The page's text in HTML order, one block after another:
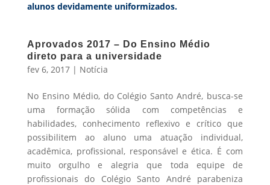
alunos devidamente uniformizados.
Aprovados 2017 – Do Ensino Médio
direto para a universidade
fev 6, 2017| Notícia
No Ensino Médio, do Colégio Santo André, busca-se
uma formação sólida com competências e
habilidades, conhecimento reflexivo e crítico que
possibilitem ao aluno uma atuação individual,
acadêmica, profissional, responsável e ética. É com
muito orgulho e alegria que toda equipe de
profissionais do Colégio Santo André parabeniza